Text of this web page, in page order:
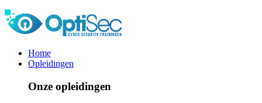
Home
Opleidingen
Onze opleidingen